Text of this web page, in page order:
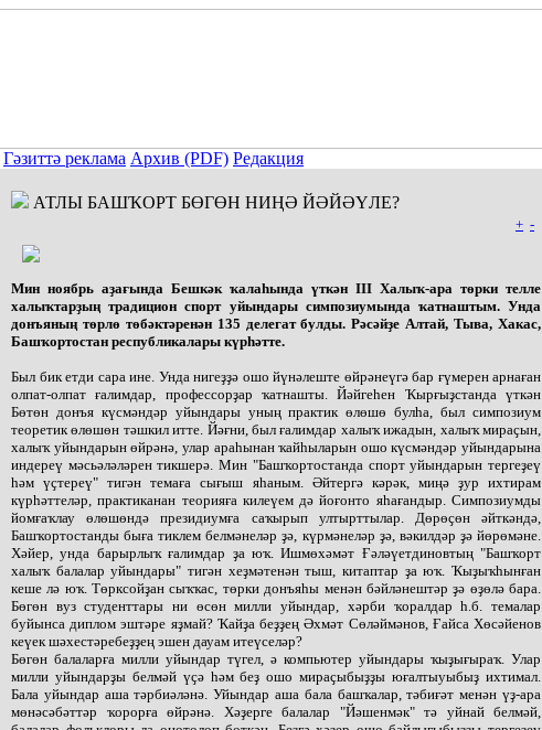
Гәзиттә реклама Архив (PDF) Редакция
АТЛЫ БАШҠОРТ БӨГӨН НИҢӘ ЙӘЙӘҮЛЕ?
+ -
Мин ноябрь аҙағында Бешкәк ҡалаһында үткән III Халыҡ-ара төрки телле
халыҡтарҙың традицион спорт уйындары симпозиумында ҡатнаштым. Унда
донъяның төрлө төбәктәренән 135 делегат булды. Рәсәйҙе Алтай, Тыва, Хакас,
Башҡортостан республикалары күрһәтте.
Был бик етди сара ине. Унда нигеҙҙә ошо йүнәлеште өйрәнеүгә бар ғүмерен арнаған
олпат-олпат ғалимдар, профессорҙар ҡатнашты. Йәйгеһен Ҡырғыҙстанда үткән
Бөтөн донъя күсмәндәр уйындары уның практик өлөшө булһа, был симпозиум
теоретик өлөшөн тәшкил итте. Йәғни, был ғалимдар халыҡ ижадын, халыҡ мираҫын,
халыҡ уйындарын өйрәнә, улар араһынан ҡайһыларын ошо күсмәндәр уйындарына
индереү мәсьәләләрен тикшерә. Мин "Башҡортостанда спорт уйындарын тергеҙеү
һәм үҫтереү" тигән темаға сығыш яһаным. Әйтергә кәрәк, миңә ҙур ихтирам
күрһәттеләр, практиканан теорияға килеүем дә йоғонто яһағандыр. Симпозиумды
йомғаҡлау өлөшөндә президиумға саҡырып ултырттылар. Дөрөҫөн әйткәндә,
Башҡортостанды быға тиклем белмәнеләр ҙә, күрмәнеләр ҙә, вәкилдәр ҙә йөрөмәне.
Хәйер, унда барырлыҡ ғалимдар ҙа юҡ. Ишмөхәмәт Ғәләүетдиновтың "Башҡорт
халыҡ балалар уйындары" тигән хеҙмәтенән тыш, китаптар ҙа юҡ. Ҡыҙыҡһынған
кеше лә юҡ. Төрксойҙан сыҡҡас, төрки донъяһы менән бәйләнештәр ҙә өҙөлә бара.
Бөгөн вуз студенттары ни өсөн милли уйындар, хәрби ҡоралдар һ.б. темалар
буйынса диплом эштәре яҙмай? Ҡайҙа беҙҙең Әхмәт Сөләймәнов, Ғайса Хөсәйенов
кеүек шәхестәребеҙҙең эшен дауам итеүселәр?
Бөгөн балаларға милли уйындар түгел, ә компьютер уйындары ҡыҙығыраҡ. Улар
милли уйындарҙы белмәй үҫә һәм беҙ ошо мираҫыбыҙҙы юғалтыуыбыҙ ихтимал.
Бала уйындар аша тәрбиәләнә. Уйындар аша бала башҡалар, тәбиғәт менән үҙ-ара
мөнәсәбәттәр ҡорорға өйрәнә. Хәҙерге балалар "Йәшенмәк" тә уйнай белмәй,